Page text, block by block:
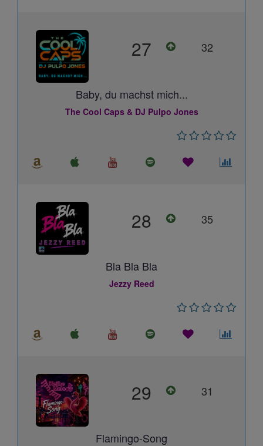
27 32
Baby, du machst mich...
The Cool Caps & DJ Pulpo Jones
28 35
Bla Bla Bla
Jezzy Reed
29 31
Flamingo-Song